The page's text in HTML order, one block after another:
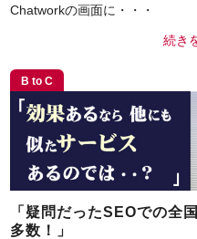
Chatworkの画面に・・・
続き
B to C
「疑問だったSEOでの全
多数！」